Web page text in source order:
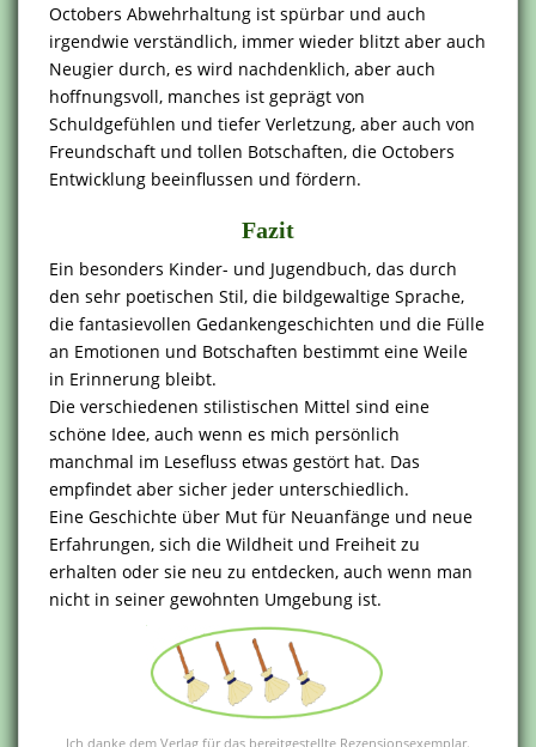
Octobers Abwehrhaltung ist spürbar und auch
irgendwie verständlich, immer wieder blitzt aber auch
Neugier durch, es wird nachdenklich, aber auch
hoffnungsvoll, manches ist geprägt von
Schuldgefühlen und tiefer Verletzung, aber auch von
Freundschaft und tollen Botschaften, die Octobers
Entwicklung beeinflussen und fördern.
Fazit
Ein besonders Kinder- und Jugendbuch, das durch
den sehr poetischen Stil, die bildgewaltige Sprache,
die fantasievollen Gedankengeschichten und die Fülle
an Emotionen und Botschaften bestimmt eine Weile
in Erinnerung bleibt.
Die verschiedenen stilistischen Mittel sind eine
schöne Idee, auch wenn es mich persönlich
manchmal im Lesefluss etwas gestört hat. Das
empfindet aber sicher jeder unterschiedlich.
Eine Geschichte über Mut für Neuanfänge und neue
Erfahrungen, sich die Wildheit und Freiheit zu
erhalten oder sie neu zu entdecken, auch wenn man
nicht in seiner gewohnten Umgebung ist.
Ich danke dem Verlag für das bereitgestellte Rezensionsexemplar.